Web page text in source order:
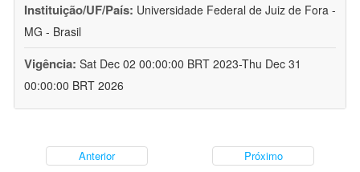
Instituição/UF/País: Universidade Federal de Juiz de Fora -
MG - Brasil
Vigência: Sat Dec 02 00:00:00 BRT 2023-Thu Dec 31
00:00:00 BRT 2026
Anterior Próximo